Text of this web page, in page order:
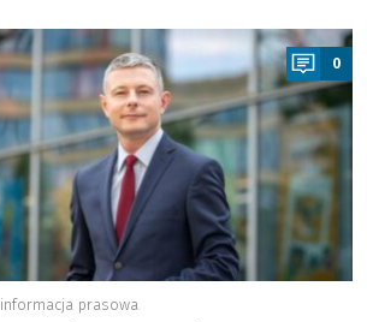
0
informacja prasowa